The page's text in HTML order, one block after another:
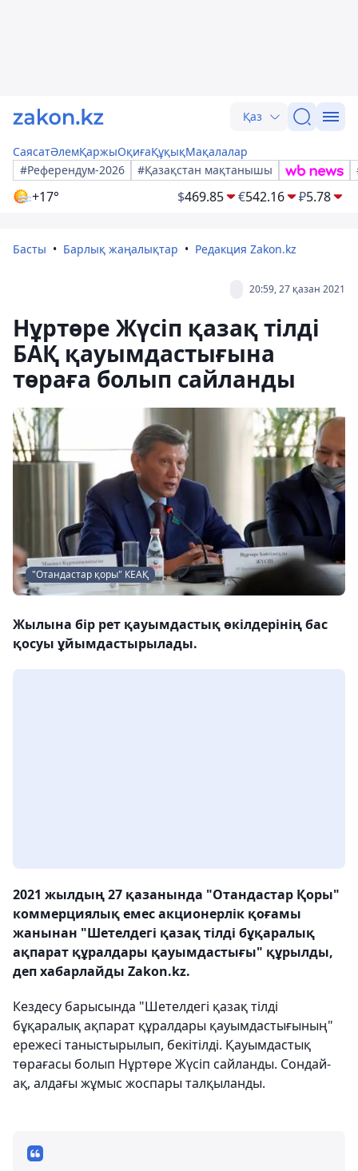
Қаз
СаясатӘлемҚаржыОқиғаҚұқықМақалалар
#Референдум-2026
#Қазақстан мақтанышы
+17° $469.85 €542.16 ₽5.78
Басты Барлық жаңалықтар Редакция Zakon.kz
20:59, 27 қазан 2021
Нұртөре Жүсіп қазақ тілді
БАҚ қауымдастығына
төраға болып сайланды
"Отандастар қоры" КЕАҚ
Жылына бір рет қауымдастық өкілдерінің бас
қосуы ұйымдастырылады.
2021 жылдың 27 қазанында "Отандастар Қоры"
коммерциялық емес акционерлік қоғамы
жанынан "Шетелдегі қазақ тілді бұқаралық
ақпарат құралдары қауымдастығы" құрылды,
деп хабарлайды Zakon.kz.
Кездесу барысында "Шетелдегі қазақ тілді
бұқаралық ақпарат құралдары қауымдастығының"
ережесі таныстырылып, бекітілді. Қауымдастық
төрағасы болып Нұртөре Жүсіп сайланды. Сондай-
ақ, алдағы жұмыс жоспары талқыланды.